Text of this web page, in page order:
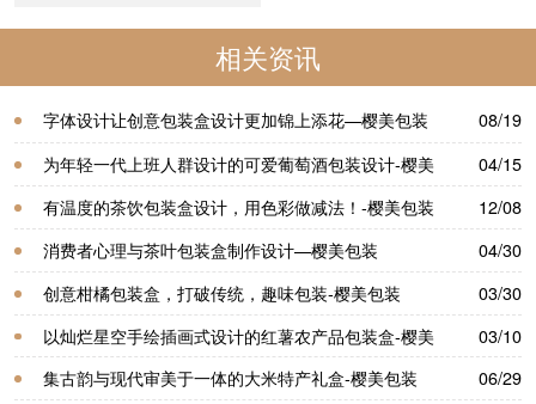
相关资讯
字体设计让创意包装盒设计更加锦上添花—樱美包装
08/19
为年轻一代上班人群设计的可爱葡萄酒包装设计-樱美
包装
04/15
有温度的茶饮包装盒设计，用色彩做减法！-樱美包装
12/08
消费者心理与茶叶包装盒制作设计—樱美包装
04/30
创意柑橘包装盒，打破传统，趣味包装-樱美包装
03/30
以灿烂星空手绘插画式设计的红薯农产品包装盒-樱美
包装
03/10
集古韵与现代审美于一体的大米特产礼盒-樱美包装
06/29